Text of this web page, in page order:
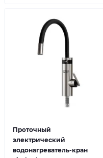
Проточный
электрический
водонагреватель-кран